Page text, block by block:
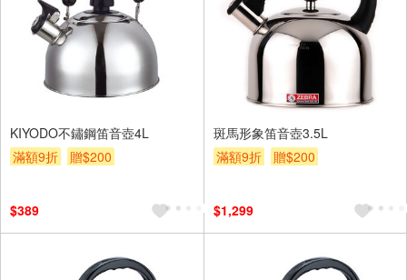
KIYODO不鏽鋼笛音壺4L
滿額9折
贈$200
$389
斑馬形象笛音壺3.5L
滿額9折
贈$200
$1,299